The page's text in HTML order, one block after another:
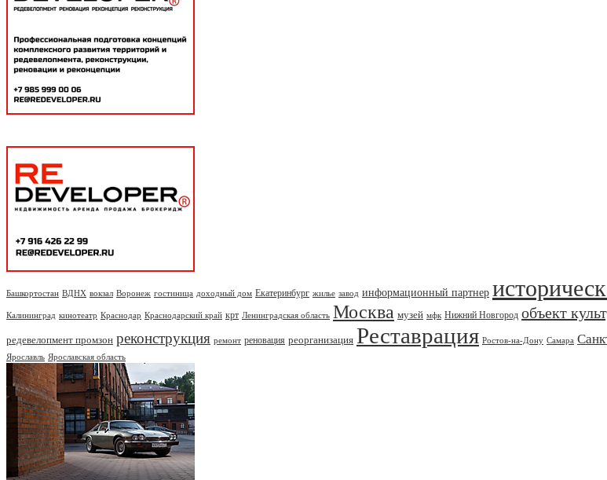
Башкортостан ВДНХ вокзал Воронеж гостиница доходный дом Екатеринбург жилье завод информационный партнер
Калининград кинотеатр Краснодар Краснодарский край крт Ленинградская область Москва музей мфк Нижний Новгород объект
редевелопмент промзон реконструкция ремонт реновация реорганизация Реставрация Ростов-на-Дону Самара
Ярославль Ярославская область